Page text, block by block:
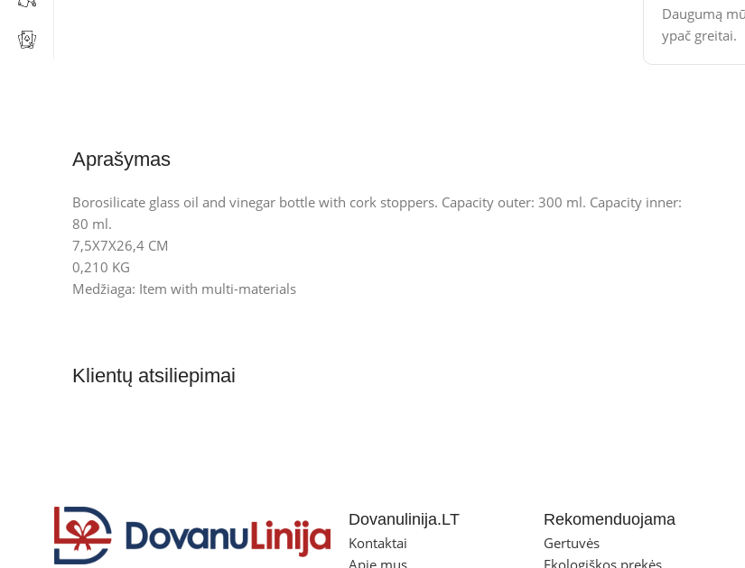
Daugumą
ypač greitai.
Aprašymas
Borosilicate glass oil and vinegar bottle with cork stoppers. Capacity outer: 300 ml. Capacity inner:
80 ml.
7,5X7X26,4 CM
0,210 KG
Medžiaga: Item with multi-materials
Klientų atsiliepimai
Dovanulinija.LT
Kontaktai
Rekomenduojama
Gertuvės